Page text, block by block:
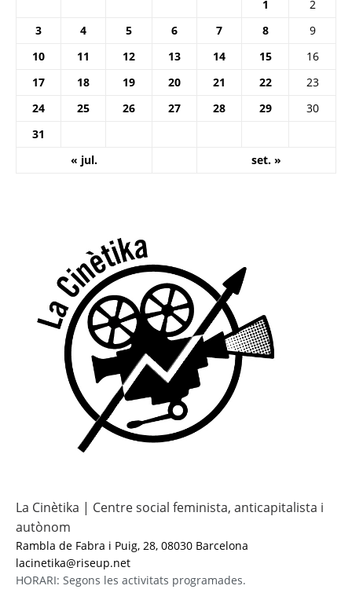
1
2
3
4 5 6 7 8
9
10
11 12 13 14 15
16
17
18 19 20 21 22
23
24
25 26 27 28 29
30
31
« jul.
set. »
La Cinètika | Centre social feminista, anticapitalista i
autònom
Rambla de Fabra i Puig, 28, 08030 Barcelona
lacinetika@riseup.net
HORARI: Segons les activitats programades.